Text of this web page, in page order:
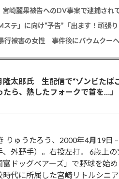
テ」に向け“予告”「出ます！頑張り
隆太郎氏 生配信で“ゾンビたば
ら、熱したフォークで首を…」
りゅうたろう、2000年4月19日
外野手）。右投左打。 6歳上
ドッグベアーズ」で野球を始
代に所属した宮崎リトルシニ